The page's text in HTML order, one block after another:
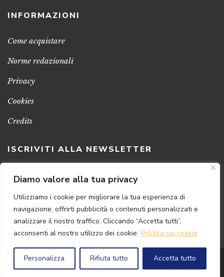
Diamo valore alla tua privacy
Utilizziamo i cookie per migliorare la tua esperienza di
navigazione, offrirti pubblicità o contenuti personalizzati e
analizzare il nostro traffico. Cliccando “Accetta tutti”,
acconsenti al nostro utilizzo dei cookie. Politica sui cookie
Personalizza Rifiuta tutto Accetta tutto
INFORMAZIONI
Come acquistare
Norme redazionali
Privacy
Cookies
Credits
ISCRIVITI ALLA NEWSLETTER
Clicca sul pulsante per ricevere le nostre ultime novità,
notizie e promozioni
ISCRIVITI ADESSO
© 2024 FlorenceArtEdizioni | P.IVA 04813630482
Powered by{SP} Digital & Consulting